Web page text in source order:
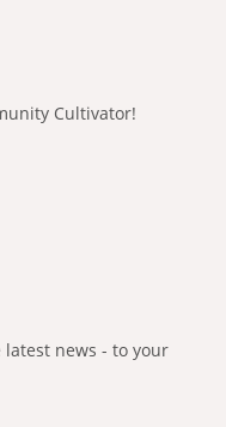
Cultivator!
news - to your